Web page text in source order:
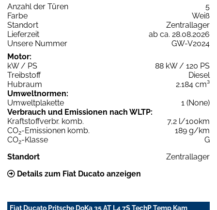
Anzahl der Türen
5
Farbe
Weiß
Standort
Zentrallager
Lieferzeit
ab ca. 28.08.2026
Unsere Nummer
GW-V2024
Motor:
kW / PS
88 kW / 120 PS
Treibstoff
Diesel
Hubraum
2.184 cm³
Umweltnormen:
Umweltplakette
1 (None)
Verbrauch und Emissionen nach WLTP:
Kraftstoffverbr. komb.
7,2 l/100km
CO2-Emissionen komb.
189 g/km
CO2-Klasse
G
Standort
Zentrallager
Details zum Fiat Ducato anzeigen
Fiat Ducato Pritsche DoKa 35 AT L4 7S TechP Temp Kam